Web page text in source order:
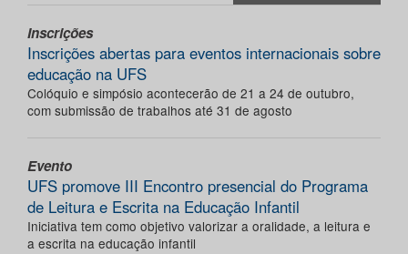
Inscrições
Inscrições abertas para eventos internacionais sobre
educação na UFS
Colóquio e simpósio acontecerão de 21 a 24 de outubro,
com submissão de trabalhos até 31 de agosto
Evento
UFS promove III Encontro presencial do Programa
de Leitura e Escrita na Educação Infantil
Iniciativa tem como objetivo valorizar a oralidade, a leitura e
a escrita na educação infantil